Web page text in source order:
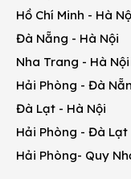
Hồ Chí Minh - Hà
Đà Nẵng - Hà Nội
Nha Trang - Hà Nội
Hải Phòng - Đà
Đà Lạt - Hà Nội
Hải Phòng - Đà Lạt
Hải Phòng- Quy